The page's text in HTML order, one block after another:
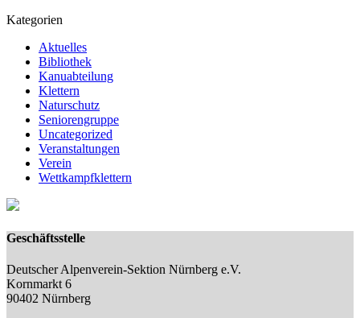
Kategorien
Aktuelles
Bibliothek
Kanuabteilung
Klettern
Naturschutz
Seniorengruppe
Uncategorized
Veranstaltungen
Verein
Wettkampfklettern
Geschäftsstelle
Deutscher Alpenverein-Sektion Nürnberg e.V.
Kornmarkt 6
90402 Nürnberg